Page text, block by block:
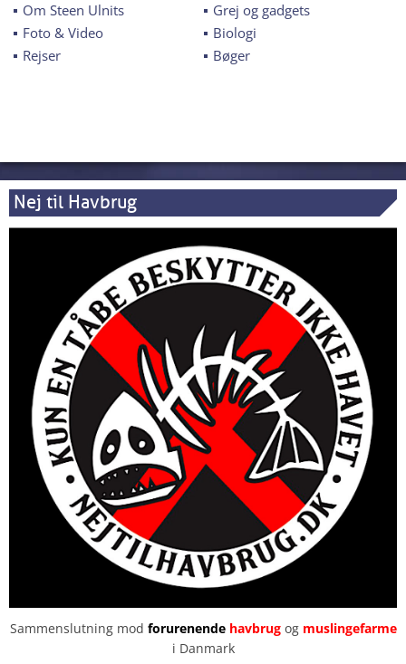
Om Steen Ulnits
Grej og gadgets
Foto & Video
Biologi
Rejser
Bøger
Nej til Havbrug
Sammenslutning mod forurenendehavbrugog muslingefarme
i Danmark